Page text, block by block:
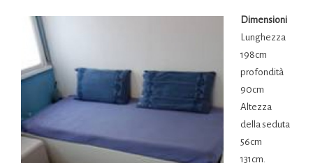
Dimensioni
Lunghezza
198cm
profondità
90cm
Altezza
della seduta
56cm
131cm.